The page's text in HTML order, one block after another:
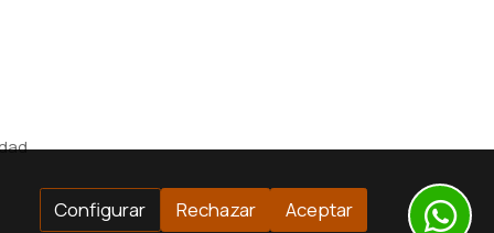
Configurar Rechazar Aceptar